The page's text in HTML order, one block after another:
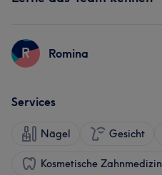
R Romina
Services
Nägel Gesicht
Kosmetische Zahnmedizin